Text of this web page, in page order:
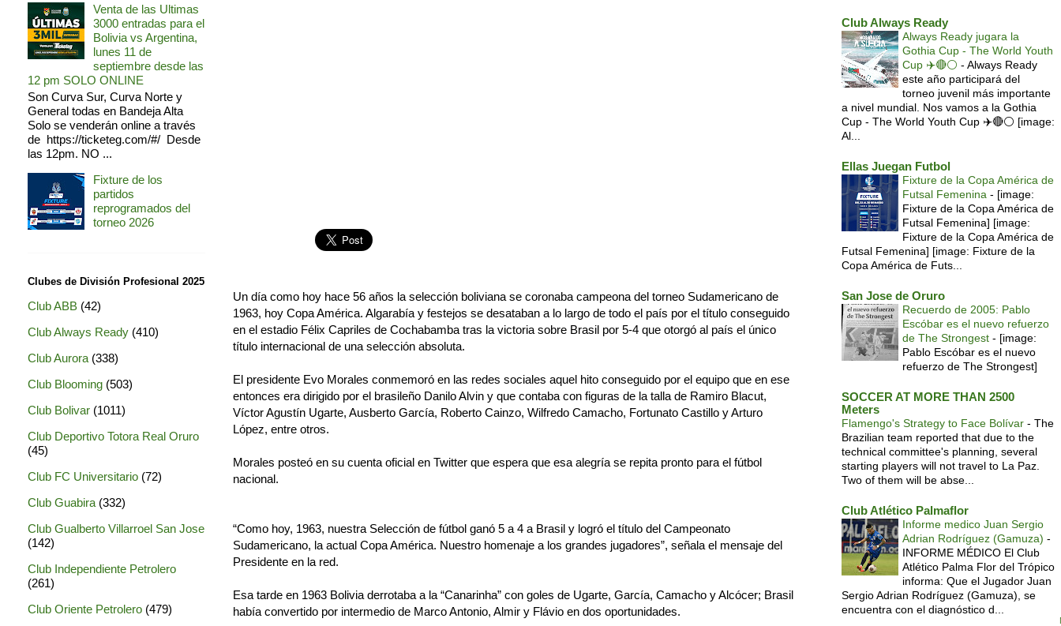
Un día como hoy hace 56 años la selección boliviana se coronaba campeona del torneo Sudamericano de
1963, hoy Copa América. Algarabía y festejos se desataban a lo largo de todo el país por el título conseguido
en el estadio Félix Capriles de Cochabamba tras la victoria sobre Brasil por 5-4 que otorgó al país el único
título internacional de una selección absoluta.
El presidente Evo Morales conmemoró en las redes sociales aquel hito conseguido por el equipo que en ese
entonces era dirigido por el brasileño Danilo Alvin y que contaba con figuras de la talla de Ramiro Blacut,
Víctor Agustín Ugarte, Ausberto García, Roberto Cainzo, Wilfredo Camacho, Fortunato Castillo y Arturo
López, entre otros.
Morales posteó en su cuenta oficial en Twitter que espera que esa alegría se repita pronto para el fútbol
nacional.
“Como hoy, 1963, nuestra Selección de fútbol ganó 5 a 4 a Brasil y logró el título del Campeonato
Sudamericano, la actual Copa América. Nuestro homenaje a los grandes jugadores”, señala el mensaje del
Presidente en la red.
Esa tarde en 1963 Bolivia derrotaba a la “Canarinha” con goles de Ugarte, García, Camacho y Alcócer; Brasil
había convertido por intermedio de Marco Antonio, Almir y Flávio en dos oportunidades.
Venta de las Ultimas
3000 entradas para el
Bolivia vs Argentina,
lunes 11 de
septiembre desde las
12 pm SOLO ONLINE
Son Curva Sur, Curva Norte y
General todas en Bandeja Alta
Solo se venderán online a través
de https://ticketeg.com/#/ Desde
las 12pm. NO ...
Fixture de los
partidos
reprogramados del
torneo 2026
Clubes de División Profesional 2025
Club ABB (42)
Club Always Ready (410)
Club Aurora (338)
Club Blooming (503)
Club Bolivar (1011)
Club Deportivo Totora Real Oruro
(45)
Club FC Universitario (72)
Club Guabira (332)
Club Gualberto Villarroel San Jose
(142)
Club Independiente Petrolero
(261)
Club Oriente Petrolero (479)
Club Always Ready
Always Ready jugara la
Gothia Cup - The World Youth
Cup ✈️🔴⚪️ - Always Ready
este año participará del
torneo juvenil más importante
a nivel mundial. Nos vamos a la Gothia
Cup - The World Youth Cup ✈️🔴⚪️ [image:
Al...
Ellas Juegan Futbol
Fixture de la Copa América de
Futsal Femenina - [image:
Fixture de la Copa América de
Futsal Femenina] [image:
Fixture de la Copa América de
Futsal Femenina] [image: Fixture de la
Copa América de Futs...
San Jose de Oruro
Recuerdo de 2005: Pablo
Escóbar es el nuevo refuerzo
de The Strongest - [image:
Pablo Escóbar es el nuevo
refuerzo de The Strongest]
SOCCER AT MORE THAN 2500
Meters
Flamengo's Strategy to Face Bolívar - The
Brazilian team reported that due to the
technical committee's planning, several
starting players will not travel to La Paz.
Two of them will be abse...
Club Atlético Palmaflor
Informe medico Juan Sergio
Adrian Rodríguez (Gamuza) -
INFORME MÉDICO El Club
Atlético Palma Flor del Trópico
informa: Que el Jugador Juan
Sergio Adrian Rodríguez (Gamuza), se
encuentra con el diagnóstico d...